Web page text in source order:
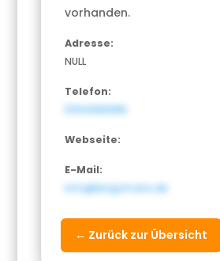
vorhanden.
Adresse:
NULL
Telefon:
51134089386
Webseite:
E-Mail:
info@lengotrans.de
← Zurück zur Übersicht